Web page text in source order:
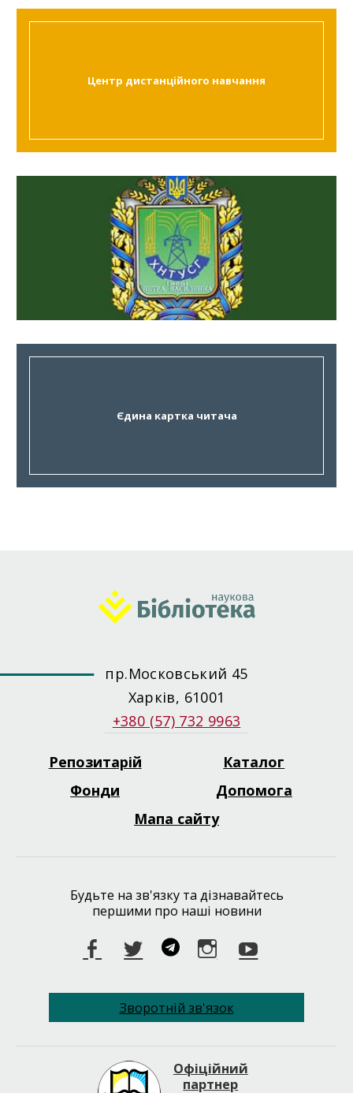
Центр дистанційного навчання
Єдина картка читача
пр.Московський 45
Харків, 61001
+380 (57) 732 9963
FooterРепозитарій
Каталог
Фонди
Допомога
Мапа сайту
Будьте на зв'язку та дізнавайтесь
першими про наші новини
FacebookTwitter
TelegramInstagram
Зворотній зв'язок
Офіційний
партнер